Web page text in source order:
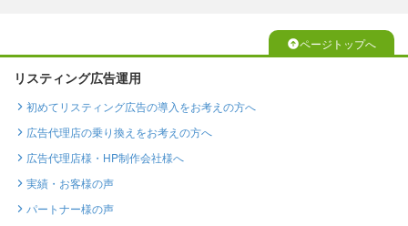
ページトップへ
リスティング広告運用
初めてリスティング広告の導入をお考えの方へ
広告代理店の乗り換えをお考えの方へ
広告代理店様・HP制作会社様へ
実績・お客様の声
パートナー様の声